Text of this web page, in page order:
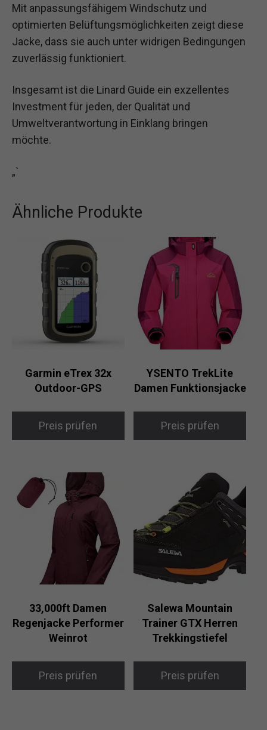
Mit anpassungsfähigem Windschutz und
optimierten Belüftungsmöglichkeiten zeigt diese
Jacke, dass sie auch unter widrigen Bedingungen
zuverlässig funktioniert.
Insgesamt ist die Linard Guide ein exzellentes
Investment für jeden, der Qualität und
Umweltverantwortung in Einklang bringen
möchte.
„`
Ähnliche Produkte
Garmin eTrex 32x
Outdoor-GPS
Preis prüfen
YSENTO TrekLite
Damen Funktionsjacke
Preis prüfen
33,000ft Damen
Regenjacke Performer
Weinrot
Preis prüfen
Salewa Mountain
Trainer GTX Herren
Trekkingstiefel
Preis prüfen